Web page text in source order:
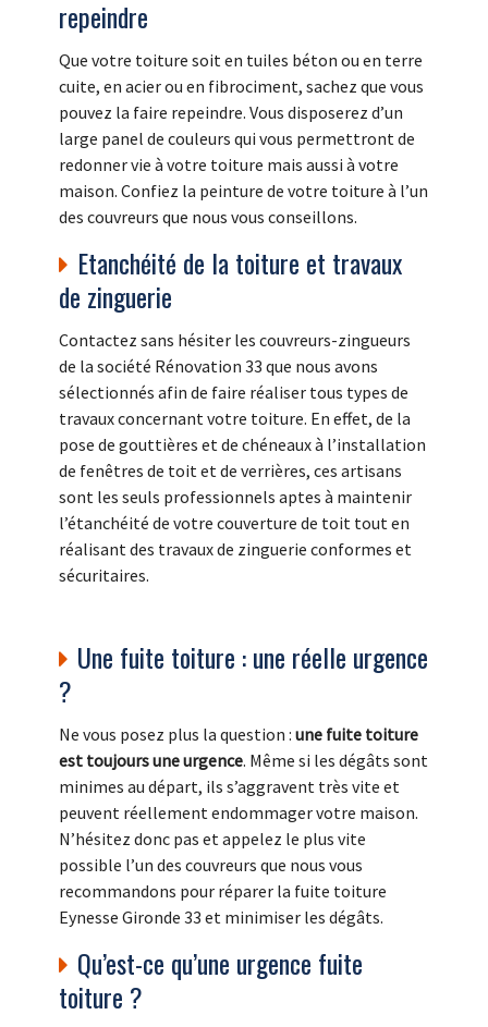
repeindre
Que votre toiture soit en tuiles béton ou en terre
cuite, en acier ou en fibrociment, sachez que vous
pouvez la faire repeindre. Vous disposerez d’un
large panel de couleurs qui vous permettront de
redonner vie à votre toiture mais aussi à votre
maison. Confiez la peinture de votre toiture à l’un
des couvreurs que nous vous conseillons.
Etanchéité de la toiture et travaux
de zinguerie
Contactez sans hésiter les couvreurs-zingueurs
de la société Rénovation 33 que nous avons
sélectionnés afin de faire réaliser tous types de
travaux concernant votre toiture. En effet, de la
pose de gouttières et de chéneaux à l’installation
de fenêtres de toit et de verrières, ces artisans
sont les seuls professionnels aptes à maintenir
l’étanchéité de votre couverture de toit tout en
réalisant des travaux de zinguerie conformes et
sécuritaires.
Une fuite toiture : une réelle urgence
?
Ne vous posez plus la question : une fuite toiture
est toujours une urgence. Même si les dégâts sont
minimes au départ, ils s’aggravent très vite et
peuvent réellement endommager votre maison.
N’hésitez donc pas et appelez le plus vite
possible l’un des couvreurs que nous vous
recommandons pour réparer la fuite toiture
Eynesse Gironde 33 et minimiser les dégâts.
Qu’est-ce qu’une urgence fuite
toiture ?